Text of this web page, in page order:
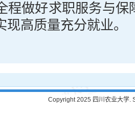
程做好求职服务与保
高质量充分就业。
Copyright 2025 四川农业大学.